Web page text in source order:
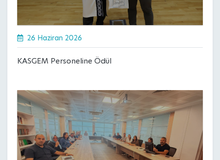
26 Haziran 2026
KASGEM Personeline Ödül